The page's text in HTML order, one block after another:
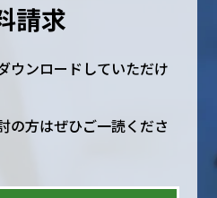
請求
ウンロードしていただけ
の方はぜひご一読くださ